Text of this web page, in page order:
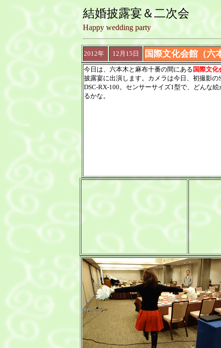
結婚披露宴＆二次会
Happy wedding party
2012年 12月15日 国際文化会館（六
今日は、六本木と麻布十番の間にある 国際文化
披露宴に出演します。カメラは今日、初撮影の
DSC-RX-100。センサーサイズ1型で、どんな絵
るかな。